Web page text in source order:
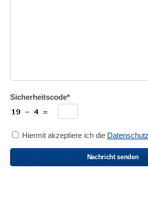
Sicherheitscode*
Hiermit akzeptiere ich die
Nachricht senden